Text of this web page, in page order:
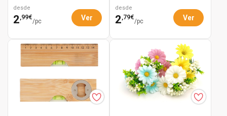
desde
2 ,99€
/pc Ver
desde
2 ,79€
/pc Ver